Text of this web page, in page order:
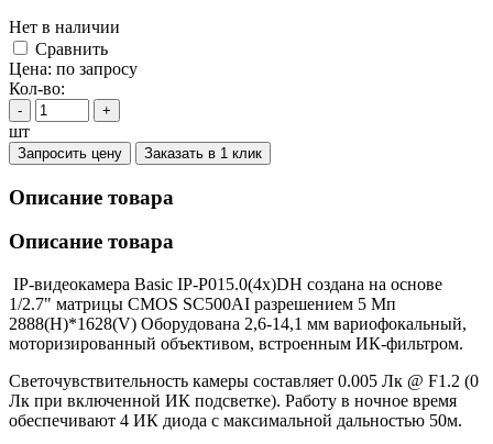
Нет в наличии
Cравнить
Цена: по запросу
Кол-во:
- +
шт
Запросить цену Заказать в 1 клик
Описание товара
Описание товара
IP-видеокамера Basic IP-P015.0(4x)DH создана на основе
1/2.7" матрицы CMOS SC500AI разрешением 5 Мп
2888(H)*1628(V) Оборудована 2,6-14,1 мм вариофокальный,
моторизированный объективом, встроенным ИК-фильтром.
Светочувствительность камеры составляет 0.005 Лк @ F1.2 (0
Лк при включенной ИК подсветке). Работу в ночное время
обеспечивают 4 ИК диода с максимальной дальностью 50м.